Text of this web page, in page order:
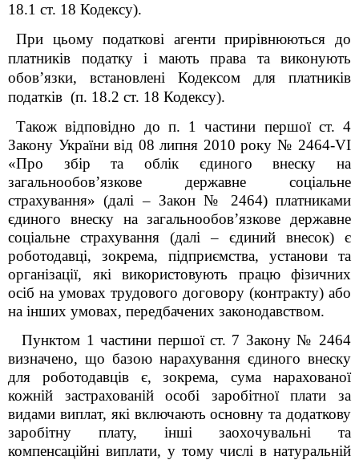
18.1 ст. 18 Кодексу).
При цьому податкові агенти прирівнюються до
платників податку і мають права та виконують
обов’язки, встановлені Кодексом для платників
податків (п. 18.2 ст. 18 Кодексу).
Також відповідно до п. 1 частини першої ст. 4
Закону України від 08 липня 2010 року № 2464-VI
«Про збір та облік єдиного внеску на
загальнообов’язкове державне соціальне
страхування» (далі – Закон № 2464) платниками
єдиного внеску на загальнообов’язкове державне
соціальне страхування (далі – єдиний внесок) є
роботодавці, зокрема, підприємства, установи та
організації, які використовують працю фізичних
осіб на умовах трудового договору (контракту) або
на інших умовах, передбачених законодавством.
Пунктом 1 частини першої ст. 7 Закону № 2464
визначено, що базою нарахування єдиного внеску
для роботодавців є, зокрема, сума нарахованої
кожній застрахованій особі заробітної плати за
видами виплат, які включають основну та додаткову
заробітну плату, інші заохочувальні та
компенсаційні виплати, у тому числі в натуральній